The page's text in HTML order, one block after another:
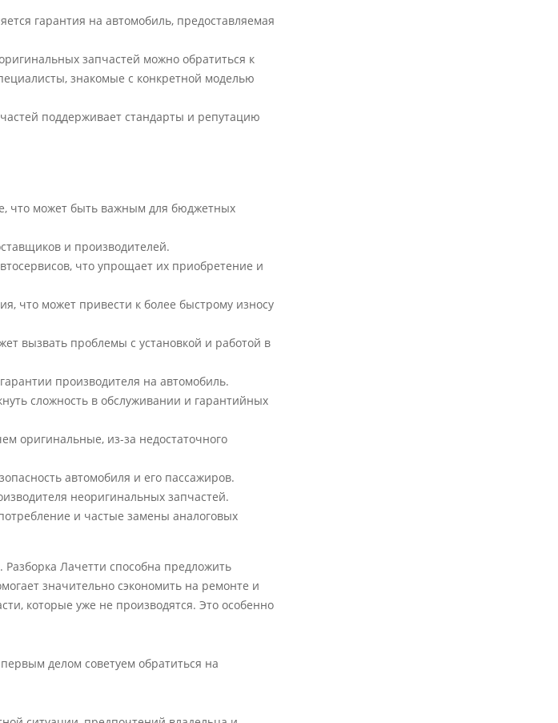
гарантия на автомобиль, предоставляемая
запчастей можно обратиться к
знакомые с конкретной моделью
поддерживает стандарты и репутацию
что может быть важным для бюджетных
и производителей.
что упрощает их приобретение и
что может привести к более быстрому износу
вызвать проблемы с установкой и работой в
производителя на автомобиль.
сложность в обслуживании и гарантийных
оригинальные, из-за недостаточного
автомобиля и его пассажиров.
неоригинальных запчастей.
и частые замены аналоговых
Лачетти способна предложить
значительно сэкономить на ремонте и
которые уже не производятся. Это особенно
делом советуем обратиться на